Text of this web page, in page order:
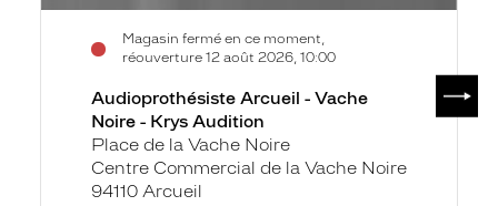
Magasin fermé en ce moment,
réouverture 12 août 2026, 10:00
Audioprothésiste Arcueil - Vache
Noire - Krys Audition
Place de la Vache Noire
Centre Commercial de la Vache Noire
94110 Arcueil